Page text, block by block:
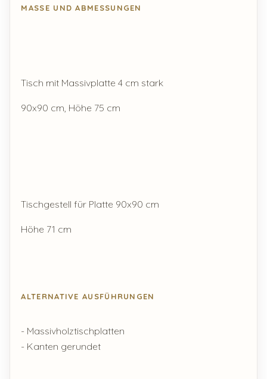
MASSE UND ABMESSUNGEN
Tisch mit Massivplatte 4 cm stark
90x90 cm, Höhe 75 cm
Tischgestell für Platte 90x90 cm
Höhe 71 cm
ALTERNATIVE AUSFÜHRUNGEN
- Massivholztischplatten
- Kanten gerundet